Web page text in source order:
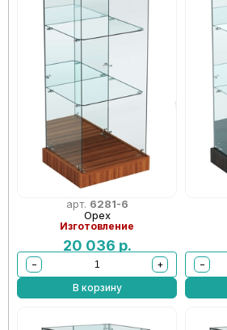
арт. 6281-6
Орех
Изготовление
20 036 р.
−
+
В корзину
−